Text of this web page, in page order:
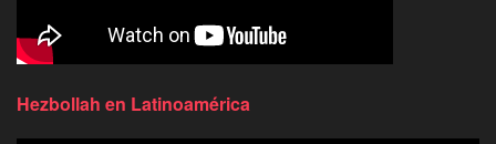
Hezbollah en Latinoamérica